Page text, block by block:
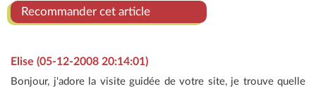
Recommander cet article
Elise (05-12-2008 20:14:01)
Bonjour, j'adore la visite guidée de votre site, je trouve quelle